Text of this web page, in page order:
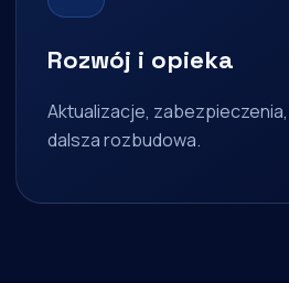
Rozwój i opieka
Aktualizacje,
dalsza rozbudowa.